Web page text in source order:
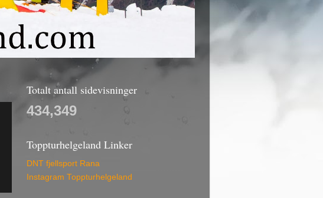
Totalt antall sidevisninger
434,349
Toppturhelgeland Linker
DNT fjellsport Rana
Instagram Toppturhelgeland